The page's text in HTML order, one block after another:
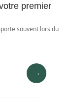
premier
souvent lors du